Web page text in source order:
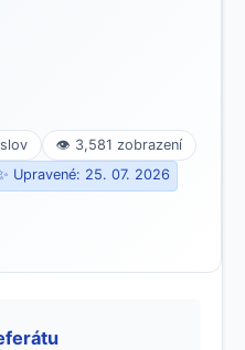
👁 3,581 zobrazení
Upravené: 25. 07. 2026